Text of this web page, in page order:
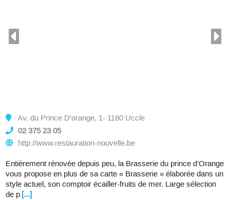
Av. du Prince D'orange, 1- 1180 Uccle
02 375 23 05
http://www.restauration-nouvelle.be
Entièrement rénovée depuis peu, la Brasserie du prince d’Orange
vous propose en plus de sa carte « Brasserie » élaborée dans un
style actuel, son comptoir écailler-fruits de mer. Large sélection
de p [...]